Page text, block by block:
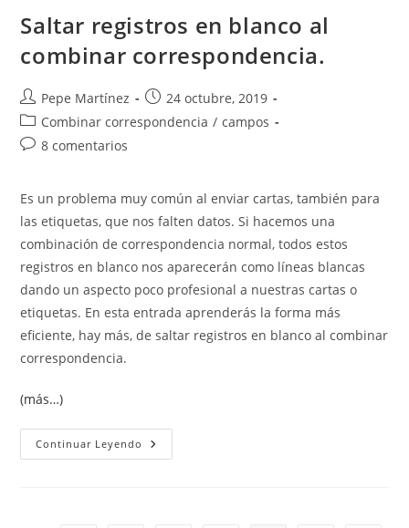
Exclusión
Saltar registros en blanco al
combinar correspondencia.
Autor
de
la
entrada:
Pepe Martínez
Publicación
de
la
24 octubre, 2019
Categoría
de
Combinar correspondencia / campos
Comentarios
entrada:
8 comentarios
Es un problema muy común al enviar cartas, también para
las etiquetas, que nos falten datos. Si hacemos una
combinación de correspondencia normal, todos estos
registros en blanco nos aparecerán como líneas blancas
dando un aspecto poco profesional a nuestras cartas o
etiquetas. En esta entrada aprenderás la forma más
eficiente, hay más, de saltar registros en blanco al combinar
correspondencia.
(más…)
Continuar Leyendo Saltar
Registros